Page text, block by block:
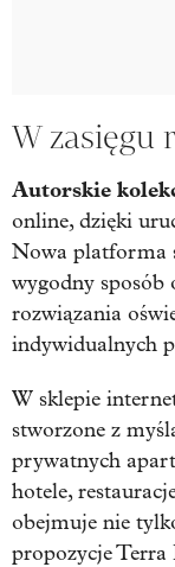
W zasięgu
Autorskie
online, dzięki
Nowa platforma
wygodny
rozwiązania
indywidualnych
W sklepie
stworzone z
prywatnych
hotele,
obejmuje nie
propozycje Terra